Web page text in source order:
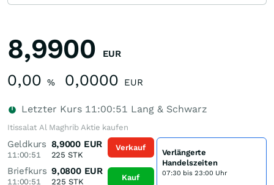
8,9900 EUR
0,00 % 0,0000 EUR
Letzter Kurs 11:00:51 Lang & Schwarz
Itissalat Al Maghrib Aktie kaufen
Geldkurs
11:00:51
8,9000 EUR
225 STK
Briefkurs
11:00:51
9,0800 EUR
225 STK
Verkauf
Kauf
Verlängerte
Handelszeiten
07:30 bis 23:00 Uhr